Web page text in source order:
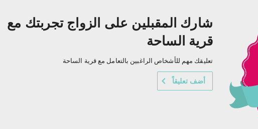
شارك المقبلين على الزواج تجربتك مع
قرية الساحة
تعليقك مهم للأشخاص الراغبين بالتعامل مع قرية الساحة
أضف تعليقاً